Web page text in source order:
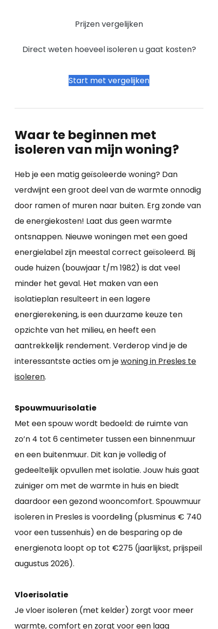
Prijzen vergelijken
Direct weten hoeveel isoleren u gaat kosten?
Start met vergelijken
Waar te beginnen met
isoleren van mijn woning?
Heb je een matig geïsoleerde woning? Dan
verdwijnt een groot deel van de warmte onnodig
door ramen of muren naar buiten. Erg zonde van
de energiekosten! Laat dus geen warmte
ontsnappen. Nieuwe woningen met een goed
energielabel zijn meestal correct geïsoleerd. Bij
oude huizen (bouwjaar t/m 1982) is dat veel
minder het geval. Het maken van een
isolatieplan resulteert in een lagere
energierekening, is een duurzame keuze ten
opzichte van het milieu, en heeft een
aantrekkelijk rendement. Verderop vind je de
interessantste acties om jewoning in Presles te
isoleren.
Spouwmuurisolatie
Met een spouw wordt bedoeld: de ruimte van
zo’n 4 tot 6 centimeter tussen een binnenmuur
en een buitenmuur. Dit kan je volledig of
gedeeltelijk opvullen met isolatie. Jouw huis gaat
zuiniger om met de warmte in huis en biedt
daardoor een gezond wooncomfort. Spouwmuur
isoleren in Presles is voordeling (plusminus € 740
voor een tussenhuis) en de besparing op de
energienota loopt op tot €275 (jaarlijkst, prijspeil
augustus 2026).
Vloerisolatie
Je vloer isoleren (met kelder) zorgt voor meer
warmte, comfort en zorgt voor een laag